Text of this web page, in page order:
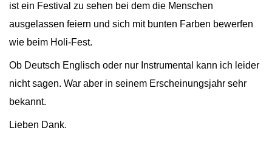
ist ein Festival zu sehen bei dem die Menschen
ausgelassen feiern und sich mit bunten Farben bewerfen
wie beim Holi-Fest.
Ob Deutsch Englisch oder nur Instrumental kann ich leider
nicht sagen. War aber in seinem Erscheinungsjahr sehr
bekannt.
Lieben Dank.